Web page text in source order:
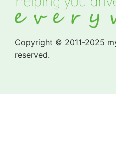
Copyright © 2011-2025
reserved.